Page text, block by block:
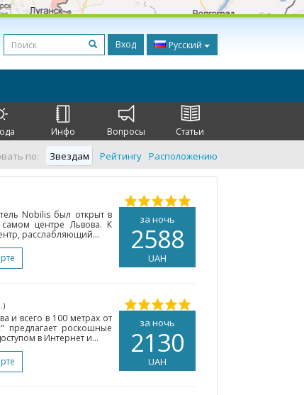
Вход Русский
Инфо Вопросы Статьи
по: Звездам Рейтингу Расположению
за ночь
2588
UAH
Nobilis был открыт в
центре Львова. К
расслабляющий...
за ночь
2130
UAH
и всего в 100 метрах от
предлагает роскошные
в Интернет и...